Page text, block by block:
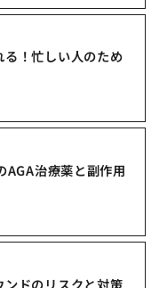
！忙しい人のため
AGA治療薬と副作用
ドのリスクと対策